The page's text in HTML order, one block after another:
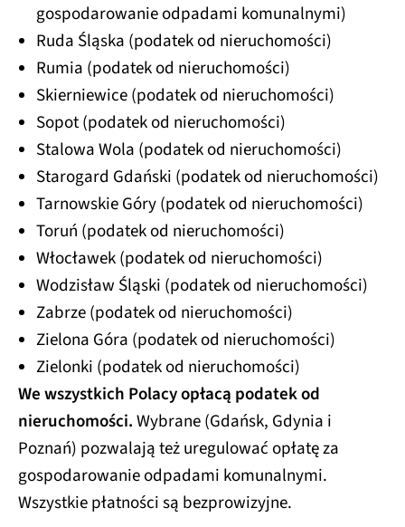
gospodarowanie odpadami komunalnymi)
Ruda Śląska (podatek od nieruchomości)
Rumia (podatek od nieruchomości)
Skierniewice (podatek od nieruchomości)
Sopot (podatek od nieruchomości)
Stalowa Wola (podatek od nieruchomości)
Starogard Gdański (podatek od nieruchomości)
Tarnowskie Góry (podatek od nieruchomości)
Toruń (podatek od nieruchomości)
Włocławek (podatek od nieruchomości)
Wodzisław Śląski (podatek od nieruchomości)
Zabrze (podatek od nieruchomości)
Zielona Góra (podatek od nieruchomości)
Zielonki (podatek od nieruchomości)
We wszystkich Polacy opłacą podatek od
nieruchomości.Wybrane (Gdańsk, Gdynia i
Poznań) pozwalają też uregulować opłatę za
gospodarowanie odpadami komunalnymi.
Wszystkie płatności są bezprowizyjne.